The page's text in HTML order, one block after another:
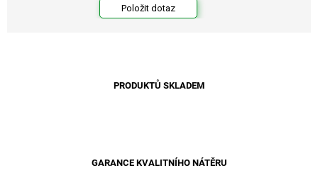
Položit dotaz
PRODUKTŮ SKLADEM
GARANCE KVALITNÍHO NÁTĚRU